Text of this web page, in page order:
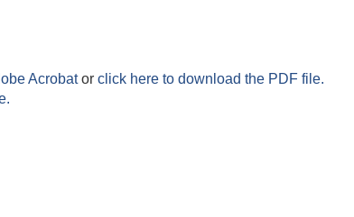
Acrobator click here to download the PDF file.